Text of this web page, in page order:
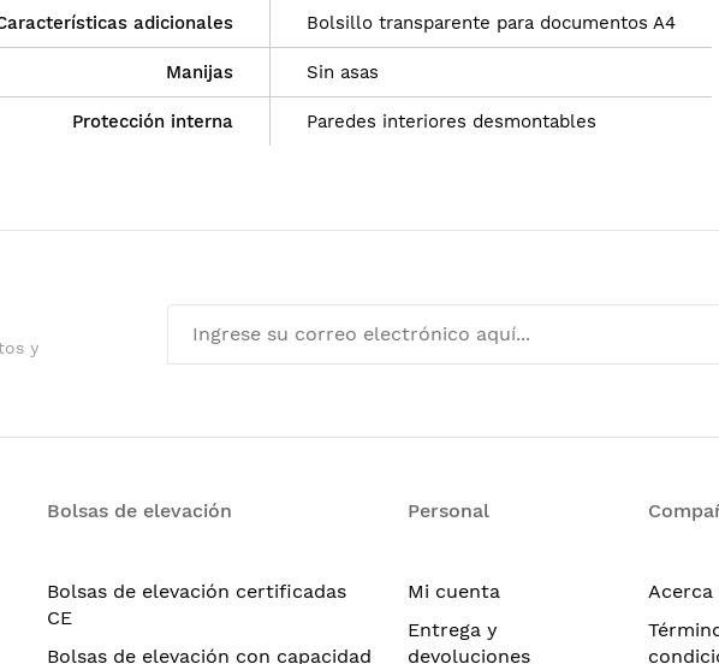
adicionales Bolsillo transparente para documentos A4
Manijas Sin asas
Protección interna Paredes interiores desmontables
y
Bolsas de elevación
Bolsas de elevación certificadas
CE
Bolsas de elevación con capacidad
Personal
Mi cuenta
Entrega y
devoluciones